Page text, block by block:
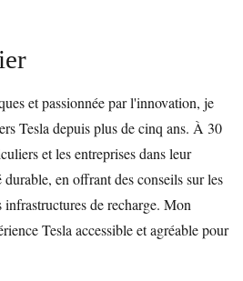
et passionnée par l'innovation, je
Tesla depuis plus de cinq ans. À 30
et les entreprises dans leur
en offrant des conseils sur les
de recharge. Mon
Tesla accessible et agréable pour